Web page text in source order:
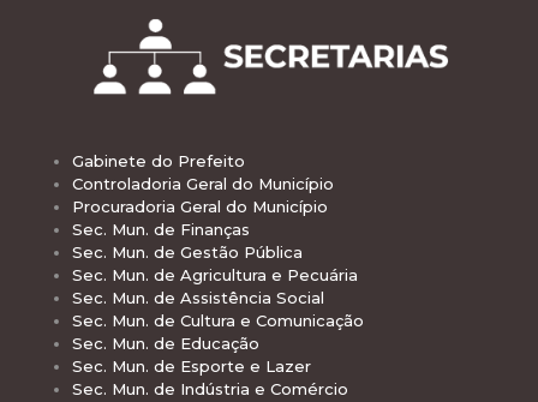
Gabinete do Prefeito
Controladoria Geral do Município
Procuradoria Geral do Município
Sec. Mun. de Finanças
Sec. Mun. de Gestão Pública
Sec. Mun. de Agricultura e Pecuária
Sec. Mun. de Assistência Social
Sec. Mun. de Cultura e Comunicação
Sec. Mun. de Educação
Sec. Mun. de Esporte e Lazer
Sec. Mun. de Indústria e Comércio